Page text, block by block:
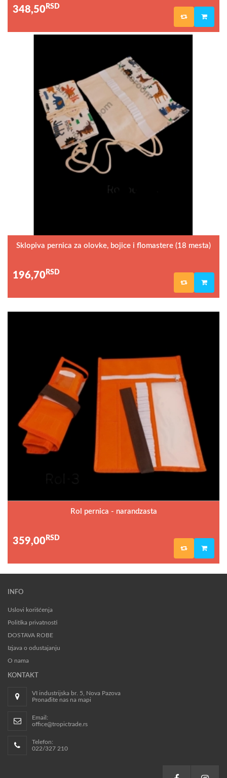
348,50 RSD
Sklopiva pernica za olovke, bojice i flomastere (18 mesta)
196,70 RSD
Rol pernica - narandzasta
359,00 RSD
INFO
Uslovi korišćenja
Politika privatnosti
DOSTAVA ROBE
Izjava o odustajanju
O nama
KONTAKT
VI industrijska br. 5, Nova Pazova
Pronađite nas na mapi
Email:
office@tropictrade.rs
Telefon:
022/327 210